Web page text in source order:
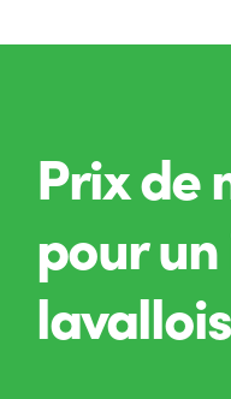
Prix de
pour
lavallois